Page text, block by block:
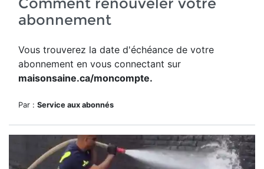
abonnement
Vous trouverez la date d'échéance de votre
abonnement en vous connectant sur
maisonsaine.ca/moncompte.
Par : Service aux abonnés